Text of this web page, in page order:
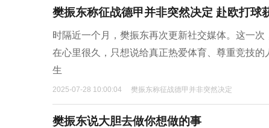
樊振东称征战德甲并非突然决定 赴欧打球
时隔近一个月，樊振东再次更新社交媒体。这一
在心里很久，只想说给真正热爱体育、尊重竞技
生
2025-07-28 10:00:04 樊振东称征战德甲并非突然决定
樊振东说大胆去做你想做的事